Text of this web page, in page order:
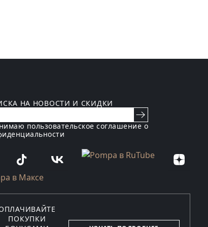
НА НОВОСТИ И СКИДКИ
пользовательскоесоглашение о
ПОКУПКИ